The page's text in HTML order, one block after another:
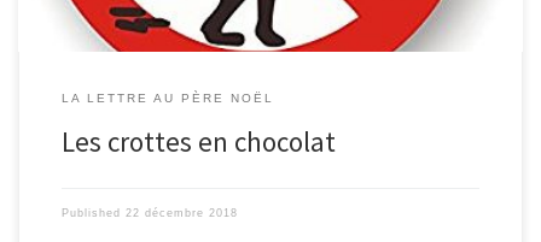
LA LETTRE AU PÈRE NOËL
Les crottes en chocolat
Published 22 décembre 2018